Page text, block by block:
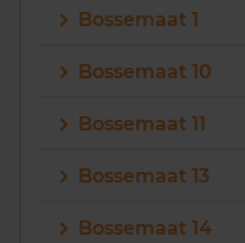
Bossemaat 1
Bossemaat 10
Bossemaat 11
Bossemaat 13
Bossemaat 14